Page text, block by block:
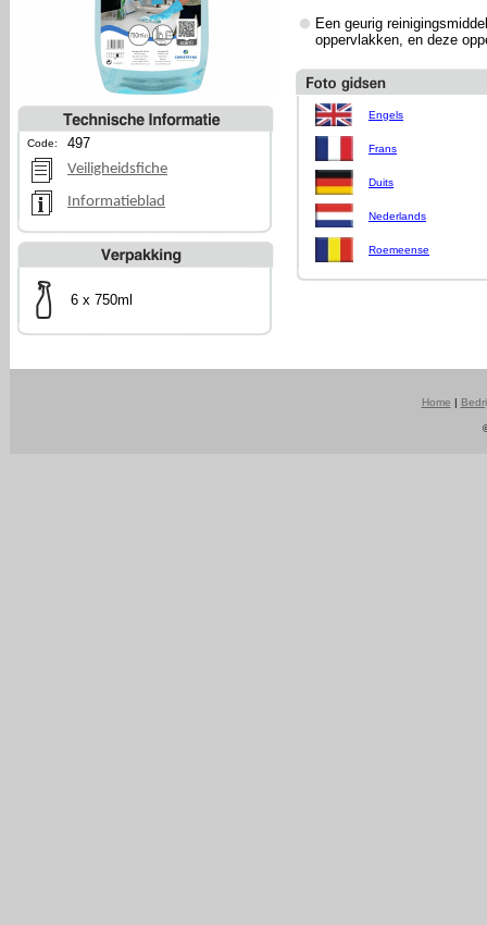
Code:
497
Veiligheidsfiche
Informatieblad
6 x 750ml
Een geurig
oppervlakken, en deze
Engels
Frans
Duits
Nederlands
Roemeense
Home |